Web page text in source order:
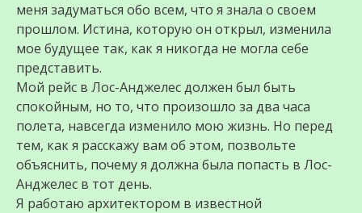
меня задуматься обо всем, что я знала о своем
прошлом. Истина, которую он открыл, изменила
мое будущее так, как я никогда не могла себе
представить.
Мой рейс в Лос-Анджелес должен был быть
спокойным, но то, что произошло за два часа
полета, навсегда изменило мою жизнь. Но перед
тем, как я расскажу вам об этом, позвольте
объяснить, почему я должна была попасть в Лос-
Анджелес в тот день.
Я работаю архитектором в известной